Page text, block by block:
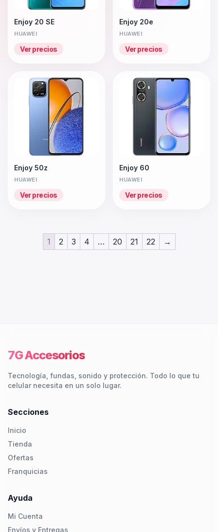
Enjoy 20 SE
HUAWEI
Ver precios
Enjoy 20e
HUAWEI
Ver precios
Enjoy 50z
HUAWEI
Ver precios
Enjoy 60
HUAWEI
Ver precios
1 2 3 4 … 20 21 22 →
7G Accesorios
Tecnología, fundas, sonido y protección. Todo lo que tu
celular necesita en un solo lugar.
Secciones
Inicio
Tienda
Ofertas
Franquicias
Ayuda
Mi Cuenta
Envíos y Entregas